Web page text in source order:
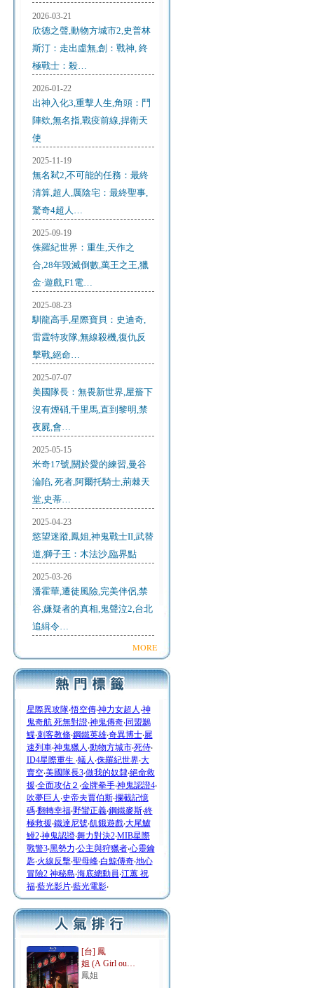
2026-03-21
欣德之聲,動物方城市2,史普林
斯汀：走出虛無,創：戰神, 終
極戰士：殺…
2026-01-22
出神入化3,重擊人生,角頭：鬥
陣欸,無名指,戰疫前線,捍衛天
使
2025-11-19
無名弒2,不可能的任務：最終
清算,超人,厲陰宅：最終聖事,
驚奇4超人…
2025-09-19
侏羅紀世界：重生,天作之
合,28年毀滅倒數,萬王之王,獵
金·遊戲,F1電…
2025-08-23
馴龍高手,星際寶貝：史迪奇,
雷霆特攻隊,無線殺機,復仇反
擊戰,絕命…
2025-07-07
美國隊長：無畏新世界,屋簷下
沒有煙硝,千里馬,直到黎明,禁
夜屍,會…
2025-05-15
米奇17號,關於愛的練習,曼谷
淪陷, 死者,阿爾托騎士,荊棘天
堂,史蒂…
2025-04-23
慾望迷蹤,鳳姐,神鬼戰士II,武替
道,獅子王：木法沙,臨界點
2025-03-26
潘霍華,遷徒風險,完美伴侶,禁
谷,嫌疑者的真相,鬼聲泣2,台北
追緝令…
MORE
星際異攻隊‧悟空傳‧神力女超人 ‧神
鬼奇航 死無對證‧神鬼傳奇‧同盟鶼
鰈‧刺客教條‧鋼鐵英雄‧奇異博士‧屍
速列車‧神鬼獵人 ‧動物方城市‧死侍‧
ID4星際重生 ‧蟻人 ‧侏羅紀世界‧大
賣空‧美國隊長3‧做我的奴隸‧絕命救
援‧全面攻佔２ ‧金牌拳手‧神鬼認證4‧
吹夢巨人 ‧史帝夫賈伯斯‧攔截記憶
碼‧翻轉幸福‧野蠻正義‧鋼鐵麥斯‧終
極救援‧鐵達尼號‧飢餓遊戲‧大尾鱸
鰻2‧神鬼認證‧舞力對決2‧MIB星際
戰警3‧黑勢力‧公主與狩獵者‧心靈鑰
匙‧火線反擊‧聖母峰‧白鯨傳奇‧地心
冒險2 神秘島‧海底總動員‧江蕙 祝
福‧藍光影片‧藍光電影‧
[台] 鳳
姐 (A Girl ou…
鳳姐